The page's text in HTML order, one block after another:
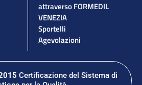
attraverso FORMEDIL
VENEZIA
Sportelli
Agevolazioni
Certificazione del Sistema di